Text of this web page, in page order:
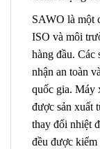
SAWO là một
ISO và môi
hàng đầu. Các
nhận an toàn
quốc gia. Máy
được sản xuất
thay đổi nhiệt
đều được kiểm